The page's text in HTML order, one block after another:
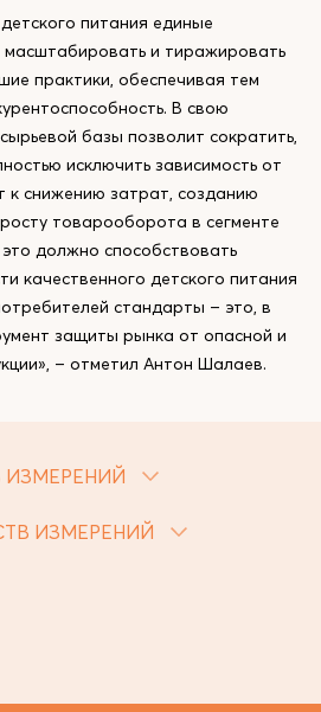
питания единые
и тиражировать
практики, обеспечивая тем
В свою
базы позволит сократить,
исключить зависимость от
к снижению затрат, созданию
товарооборота в сегменте
должно способствовать
качественного детского питания
стандарты – это, в
защиты рынка от опасной и
– отметил Антон Шалаев.
ИЗМЕРЕНИЙ
ИЗМЕРЕНИЙ